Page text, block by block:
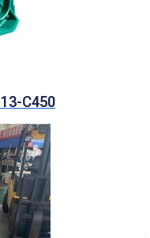
C450